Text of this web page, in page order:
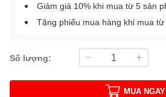
Giảm giá 10% khi mua từ 5 sản
Tặng phiếu mua hàng khi mua
Số lượng:
MUA NGAY